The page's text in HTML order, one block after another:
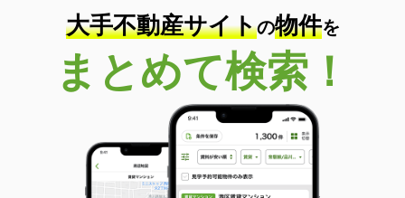
間取り
1K
山形県山形市西田４
価 格
4.70万円
山形県山形市西田４
28.02m²
間取り
1K
山形県米沢市中央７
大手不動産サイトの物件を
まとめて検索！